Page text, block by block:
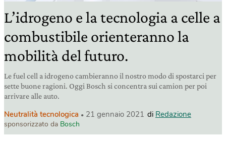
L’idrogeno e la tecnologia a celle a
combustibile orienteranno la
mobilità del futuro.
Le fuel cell a idrogeno cambieranno il nostro modo di spostarci per
sette buone ragioni. Oggi Bosch si concentra sui camion per poi
arrivare alle auto.
Neutralità tecnologica 21 gennaio 2021 di Redazione
sponsorizzato da Bosch